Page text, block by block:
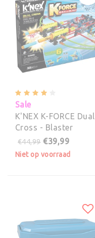
Sale
K'NEX K-FORCE Dual
Cross - Blaster
€44,99 €39,99
Niet op voorraad